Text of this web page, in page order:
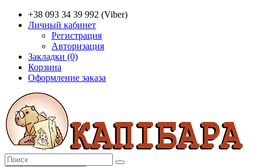
+38 093 34 39 992 (Viber)
Личный кабинет
Регистрация
Авторизация
Закладки (0)
Корзина
Оформление заказа